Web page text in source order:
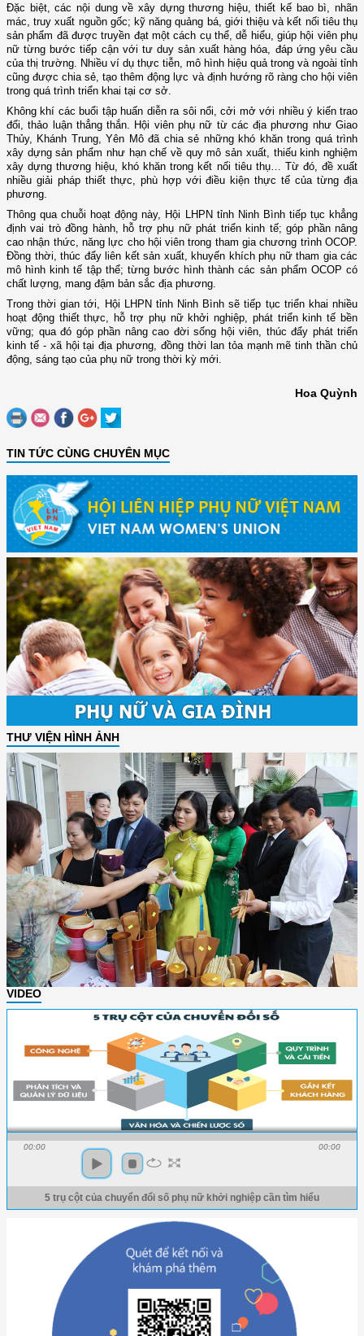
Đặc biệt, các nội dung về xây dựng thương hiệu, thiết kế bao bì, nhãn
mác, truy xuất nguồn gốc; kỹ năng quảng bá, giới thiệu và kết nối tiêu thụ
sản phẩm đã được truyền đạt một cách cụ thể, dễ hiểu, giúp hội viên phụ
nữ từng bước tiếp cận với tư duy sản xuất hàng hóa, đáp ứng yêu cầu
của thị trường. Nhiều ví dụ thực tiễn, mô hình hiệu quả trong và ngoài tỉnh
cũng được chia sẻ, tạo thêm động lực và định hướng rõ ràng cho hội viên
trong quá trình triển khai tại cơ sở.
Không khí các buổi tập huấn diễn ra sôi nổi, cởi mở với nhiều ý kiến trao
đổi, thảo luận thẳng thắn. Hội viên phụ nữ từ các địa phương như Giao
Thủy, Khánh Trung, Yên Mô đã chia sẻ những khó khăn trong quá trình
xây dựng sản phẩm như hạn chế về quy mô sản xuất, thiếu kinh nghiệm
xây dựng thương hiệu, khó khăn trong kết nối tiêu thụ… Từ đó, đề xuất
nhiều giải pháp thiết thực, phù hợp với điều kiện thực tế của từng địa
phương.
Thông qua chuỗi hoạt động này, Hội LHPN tỉnh Ninh Bình tiếp tục khẳng
định vai trò đồng hành, hỗ trợ phụ nữ phát triển kinh tế; góp phần nâng
cao nhận thức, năng lực cho hội viên trong tham gia chương trình OCOP.
Đồng thời, thúc đẩy liên kết sản xuất, khuyến khích phụ nữ tham gia các
mô hình kinh tế tập thể; từng bước hình thành các sản phẩm OCOP có
chất lượng, mang đậm bản sắc địa phương.
Trong thời gian tới, Hội LHPN tỉnh Ninh Bình sẽ tiếp tục triển khai nhiều
hoạt động thiết thực, hỗ trợ phụ nữ khởi nghiệp, phát triển kinh tế bền
vững; qua đó góp phần nâng cao đời sống hội viên, thúc đẩy phát triển
kinh tế - xã hội tại địa phương, đồng thời lan tỏa mạnh mẽ tinh thần chủ
động, sáng tạo của phụ nữ trong thời kỳ mới.
Hoa Quỳnh
TIN TỨC CÙNG CHUYÊN MỤC
THƯ VIỆN HÌNH ẢNH
VIDEO
00:00 00:00
5 trụ cột của chuyển đổi số phụ nữ khởi nghiệp cần tìm hiểu